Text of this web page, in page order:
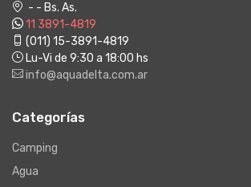
- - Bs. As.
11 3891-4819
(011) 15-3891-4819
Lu-Vi de 9:30 a 18:00 hs
info@aquadelta.com.ar
Categorías
Camping
Agua